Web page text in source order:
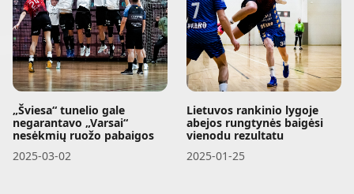
„Šviesa“ tunelio gale
negarantavo „Varsai“
nesėkmių ruožo pabaigos
2025-03-02
Lietuvos rankinio lygoje
abejos rungtynės baigėsi
vienodu rezultatu
2025-01-25